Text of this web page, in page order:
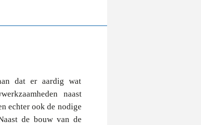
dat er aardig wat
naast
echter ook de nodige
de bouw van de